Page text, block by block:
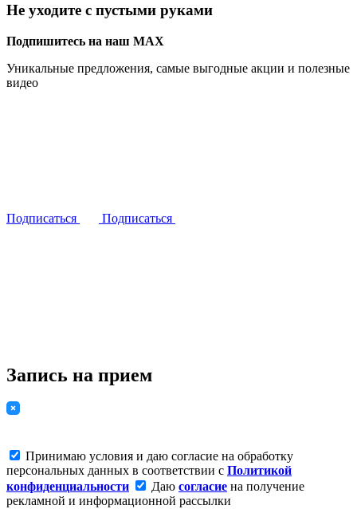
Не уходите с пустыми руками
Подпишитесь на наш MAX
Уникальные предложения, самые выгодные акции и полезные
видео
Подписаться Подписаться
Запись на прием
Принимаю условия и даю согласие на обработку
персональных данных в соответствии с Политикой
конфиденциальности
Даю согласие на получение
рекламной и информационной рассылки